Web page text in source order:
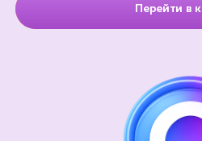
Перейти в